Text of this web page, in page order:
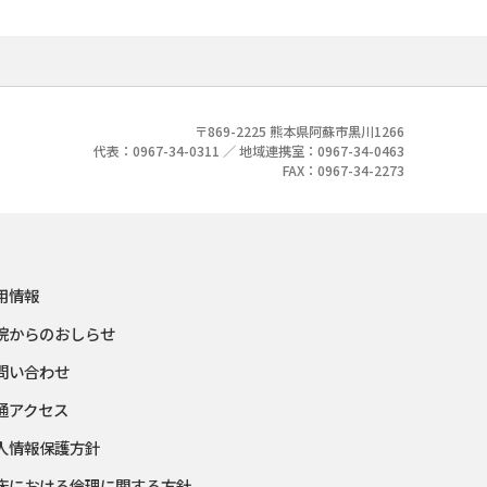
〒869-2225 熊本県阿蘇市黒川1266
代表：0967-34-0311 ／ 地域連携室：0967-34-0463
FAX：0967-34-2273
情報
からのおしらせ
い合わせ
アクセス
情報保護方針